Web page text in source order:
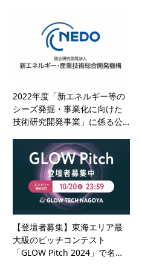
2022年度「新エネルギー等の
シーズ発掘・事業化に向けた
技術研究開発事業」に係る公…
【登壇者募集】東海エリア最
大級のピッチコンテスト
「GLOW Pitch 2024」で名…